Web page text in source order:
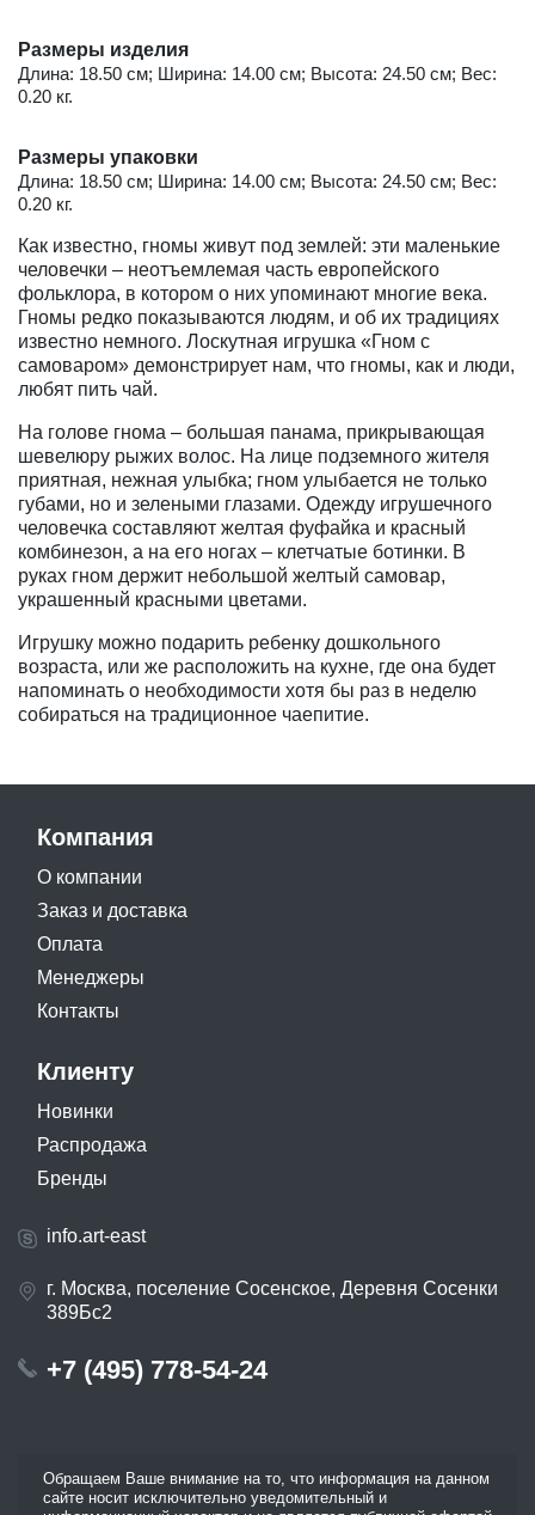
Размеры изделия
Длина: 18.50 см; Ширина: 14.00 см; Высота: 24.50 см; Вес:
0.20 кг.
Размеры упаковки
Длина: 18.50 см; Ширина: 14.00 см; Высота: 24.50 см; Вес:
0.20 кг.
Как известно, гномы живут под землей: эти маленькие
человечки – неотъемлемая часть европейского
фольклора, в котором о них упоминают многие века.
Гномы редко показываются людям, и об их традициях
известно немного. Лоскутная игрушка «Гном с
самоваром» демонстрирует нам, что гномы, как и люди,
любят пить чай.
На голове гнома – большая панама, прикрывающая
шевелюру рыжих волос. На лице подземного жителя
приятная, нежная улыбка; гном улыбается не только
губами, но и зелеными глазами. Одежду игрушечного
человечка составляют желтая фуфайка и красный
комбинезон, а на его ногах – клетчатые ботинки. В
руках гном держит небольшой желтый самовар,
украшенный красными цветами.
Игрушку можно подарить ребенку дошкольного
возраста, или же расположить на кухне, где она будет
напоминать о необходимости хотя бы раз в неделю
собираться на традиционное чаепитие.
Компания
О компании
Заказ и доставка
Оплата
Менеджеры
Контакты
Клиенту
Новинки
Распродажа
Бренды
info.art-east
г. Москва, поселение Сосенское, Деревня Сосенки
389Бс2
+7 (495) 778-54-24
Обращаем Ваше внимание на то, что информация на данном
сайте носит исключительно уведомительный и